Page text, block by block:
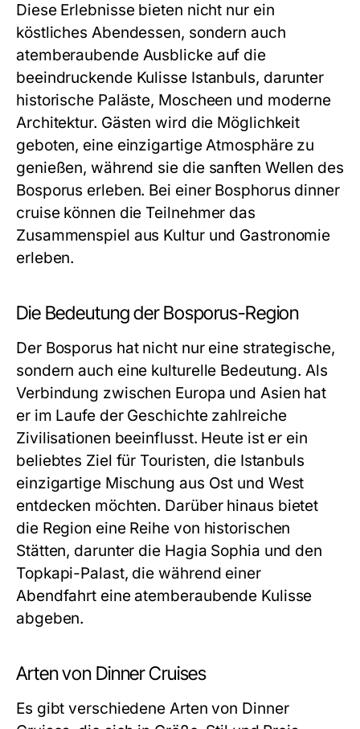
Diese Erlebnisse bieten nicht nur ein
köstliches Abendessen, sondern auch
atemberaubende Ausblicke auf die
beeindruckende Kulisse Istanbuls, darunter
historische Paläste, Moscheen und moderne
Architektur. Gästen wird die Möglichkeit
geboten, eine einzigartige Atmosphäre zu
genießen, während sie die sanften Wellen des
Bosporus erleben. Bei einer Bosphorus dinner
cruisekönnen die Teilnehmer das
Zusammenspiel aus Kultur und Gastronomie
erleben.
Die Bedeutung der Bosporus-Region
Der Bosporus hat nicht nur eine strategische,
sondern auch eine kulturelle Bedeutung. Als
Verbindung zwischen Europa und Asien hat
er im Laufe der Geschichte zahlreiche
Zivilisationen beeinflusst. Heute ist er ein
beliebtes Ziel für Touristen, die Istanbuls
einzigartige Mischung aus Ost und West
entdecken möchten. Darüber hinaus bietet
die Region eine Reihe von historischen
Stätten, darunter die Hagia Sophia und den
Topkapi-Palast, die während einer
Abendfahrt eine atemberaubende Kulisse
abgeben.
Arten von Dinner Cruises
Es gibt verschiedene Arten von Dinner